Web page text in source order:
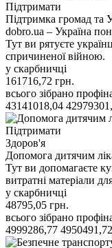
Підтримати
Підтримка громад та
dobro.ua – Україна
Тут ви рятуєте
спричиненої війною.
у скарбничці
161716,72 грн.
всього зібрано
43141018,04
Підтримати
Здоров'я
Допомога дитячим
Тут ви допомагаєте
витратні матеріали
у скарбничці
48795,05 грн.
всього зібрано
4999286,77 4950491,72